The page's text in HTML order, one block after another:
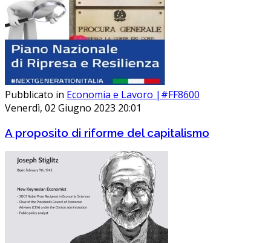
Pubblicato in Economia e Lavoro |#FF8600
Venerdì, 02 Giugno 2023 20:01
A proposito di riforme del capitalismo